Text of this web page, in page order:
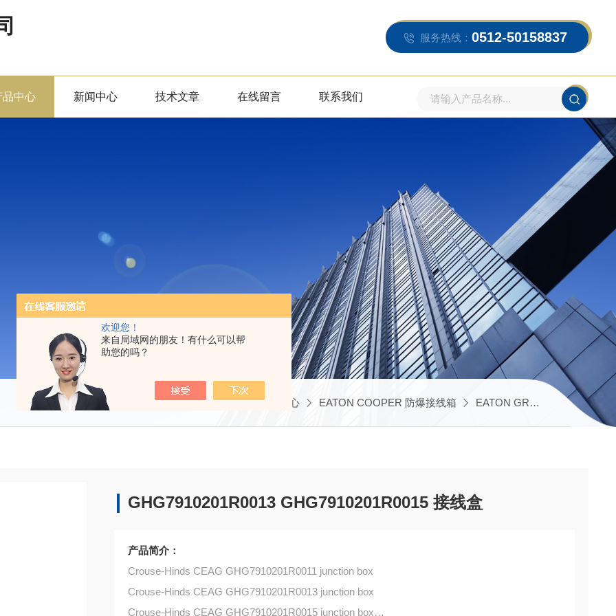
欢迎您！
来自局域网的朋友！有什么可以帮
助您的吗？
服务热线： 0512-50158837
品中心 新闻中心 技术文章 在线留言 联系我们
当前位置：首页 产品中心 EATON COOPER 防爆接线箱 EATON GRP 玻璃纤维接线箱
GHG7910201R0013 GHG7910201R0015 接线盒
产品简介：
Crouse-Hinds CEAG GHG7910201R0011 junction box
Crouse-Hinds CEAG GHG7910201R0013 junction box
Crouse-Hinds CEAG GHG7910201R0015 junction box